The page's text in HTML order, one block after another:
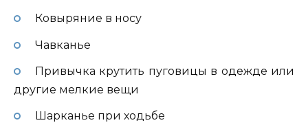
Ковыряние в носу
Чавканье
Привычка крутить пуговицы в одежде или
другие мелкие вещи
Шарканье при ходьбе